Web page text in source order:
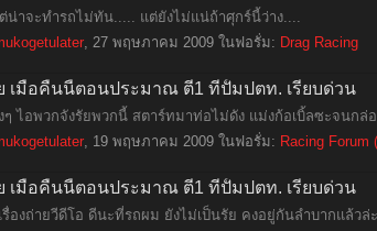
น่าจะทำรถไม่ทัน..... แต่ยังไม่แน่ถ้าศุกร์นี้ว่าง....
, 27 พฤษภาคม 2009 ในฟอรั่ม: Drag Racing
เมื่อคืนนี้ตอนประมาณ ตี1 ที่ปั้มปตท. เรียบด่วน
ๆ ไอพวกจังรัยพวกนี้ สตาร์ทมาท่อไม่ดัง แม่งก้อเบิ้ลซะจนกล่
, 19 พฤษภาคม 2009 ในฟอรั่ม: Racing Forum
เมื่อคืนนี้ตอนประมาณ ตี1 ที่ปั้มปตท. เรียบด่วน
รื่องถ่ายวีดีโอ ดีนะที่รถผม ยังไม่เป็นรัย คงอยู่กันลำบากแล้